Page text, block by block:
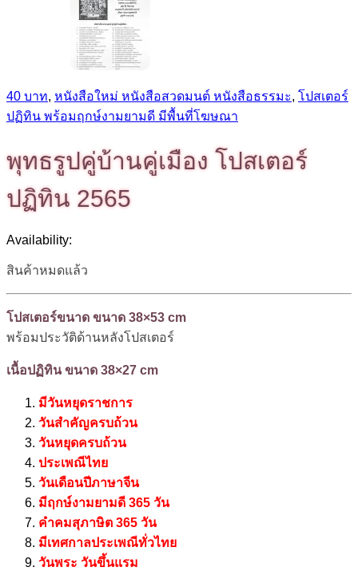
40 บาท, หนังสือใหม่ หนังสือสวดมนต์ หนังสือธรรมะ, โปสเตอร์
ปฏิทิน พร้อมฤกษ์งามยามดี มีพื้นที่โฆษณา
พุทธรูปคู่บ้านคู่เมือง โปสเตอร์
ปฏิทิน 2565
Availability:
สินค้าหมดแล้ว
โปสเตอร์ขนาด ขนาด 38×53 cm
พร้อมประวัติด้านหลังโปสเตอร์
เนื้อปฏิทิน ขนาด 38×27 cm
มีวันหยุดราชการ
วันสำคัญครบถ้วน
วันหยุดครบถ้วน
ประเพณีไทย
วันเดือนปีภาษาจีน
มีฤกษ์งามยามดี 365 วัน
คำคมสุภาษิต 365 วัน
มีเทศกาลประเพณีทั่วไทย
วันพระ วันขึ้นแรม